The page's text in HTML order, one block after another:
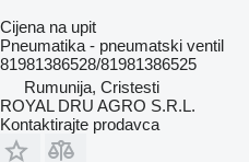
Cijena na upit
Pneumatika - pneumatski ventil
81981386528/81981386525
Rumunija, Cristesti
ROYAL DRU AGRO S.R.L.
Kontaktirajte prodavca